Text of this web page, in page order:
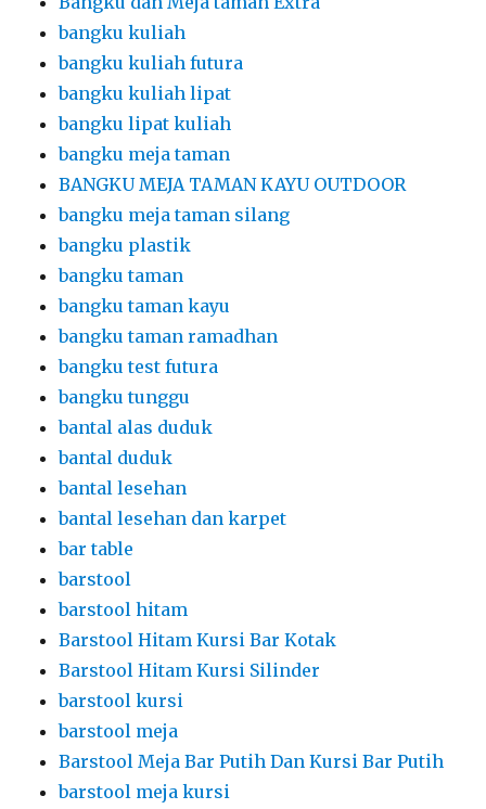
bangku kuliah
bangku kuliah futura
bangku kuliah lipat
bangku lipat kuliah
bangku meja taman
BANGKU MEJA TAMAN KAYU OUTDOOR
bangku meja taman silang
bangku plastik
bangku taman
bangku taman kayu
bangku taman ramadhan
bangku test futura
bangku tunggu
bantal alas duduk
bantal duduk
bantal lesehan
bantal lesehan dan karpet
bar table
barstool
barstool hitam
Barstool Hitam Kursi Bar Kotak
Barstool Hitam Kursi Silinder
barstool kursi
barstool meja
Barstool Meja Bar Putih Dan Kursi Bar Putih
barstool meja kursi